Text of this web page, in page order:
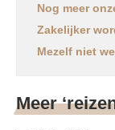
Nog meer
Zakelijker
Mezelf niet
Meer